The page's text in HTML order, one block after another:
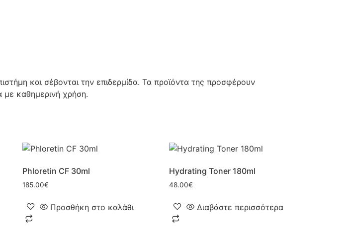
και σέβονται την επιδερμίδα. Τα προϊόντα της προσφέρουν
με καθημερινή χρήση.
Phloretin CF 30ml
185.00€
Προσθήκη στο καλάθι
Hydrating Toner 180ml
48.00€
Διαβάστε περισσότερα